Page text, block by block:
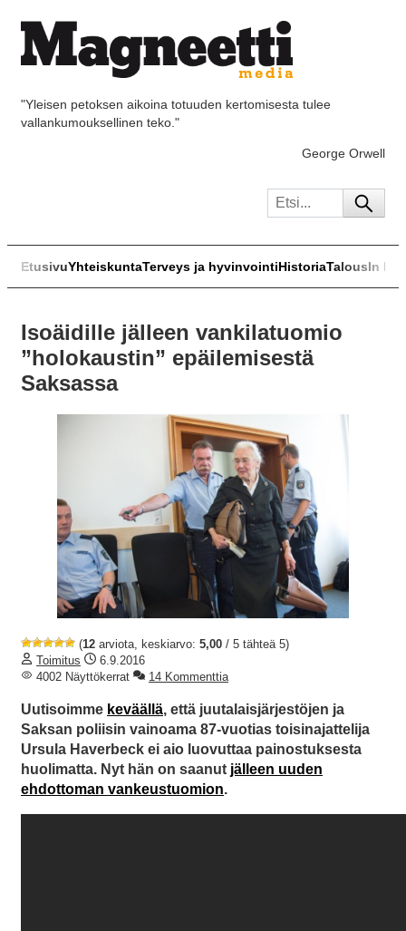
"Yleisen petoksen aikoina totuuden kertomisesta tulee
vallankumouksellinen teko."
George Orwell
EtusivuYhteiskuntaTerveys ja hyvinvointiHistoriaTalousIn
Isoäidille jälleen vankilatuomio
”holokaustin” epäilemisestä
Saksassa
(12 arviota, keskiarvo: 5,00 / 5 tähteä 5)
Toimitus
6.9.2016
4002 Näyttökerrat
14 Kommenttia
Uutisoimme keväällä, että juutalaisjärjestöjen ja
Saksan poliisin vainoama 87-vuotias toisinajattelija
Ursula Haverbeck ei aio luovuttaa painostuksesta
huolimatta. Nyt hän on saanut jälleen uuden
ehdottoman vankeustuomion.